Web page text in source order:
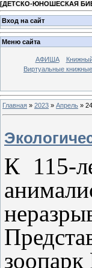
[ДЕТСКО-ЮНОШЕСКАЯ
Вход на сайт
Меню сайта
АФИША
Виртуальные
Главная » 2023 » Апрель » 24
К 115-